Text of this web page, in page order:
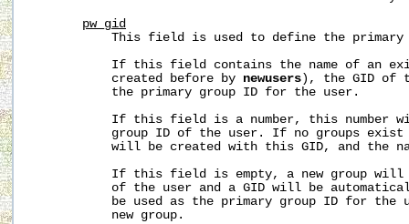
pw_gid
This field is used to define the
If this field contains the name of an
           created before by
newusers ), the GID of
           the primary group ID for the user.
If this field is a number, this number
group ID of the user. If no groups
will be created with this GID, and the
If this field is empty, a new group
of the user and a GID will be
be used as the primary group ID for the
           new group.